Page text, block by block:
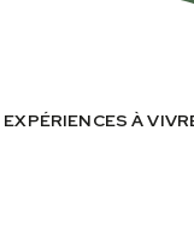
EXPÉRIENCES À